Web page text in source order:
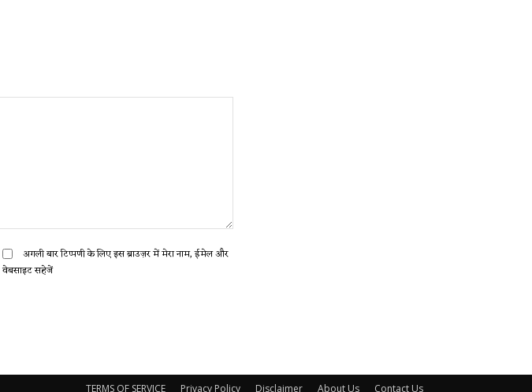
ईमेल:*अगली बार टिप्पणी के लिए इस ब्राउज़र में मेरा नाम, ईमेल और
वेबसाइट सहेजें
TERMS OF SERVICE Privacy Policy Disclaimer About Us Contact Us